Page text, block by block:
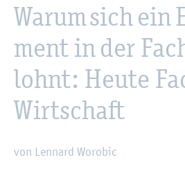
Warum sich ein
ment in der
lohnt: Heute
Wirt­schaft
von Len­nard Woro­bic